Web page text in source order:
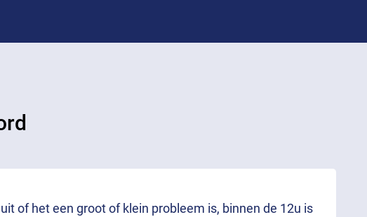
of het een groot of klein probleem is, binnen de 12u is